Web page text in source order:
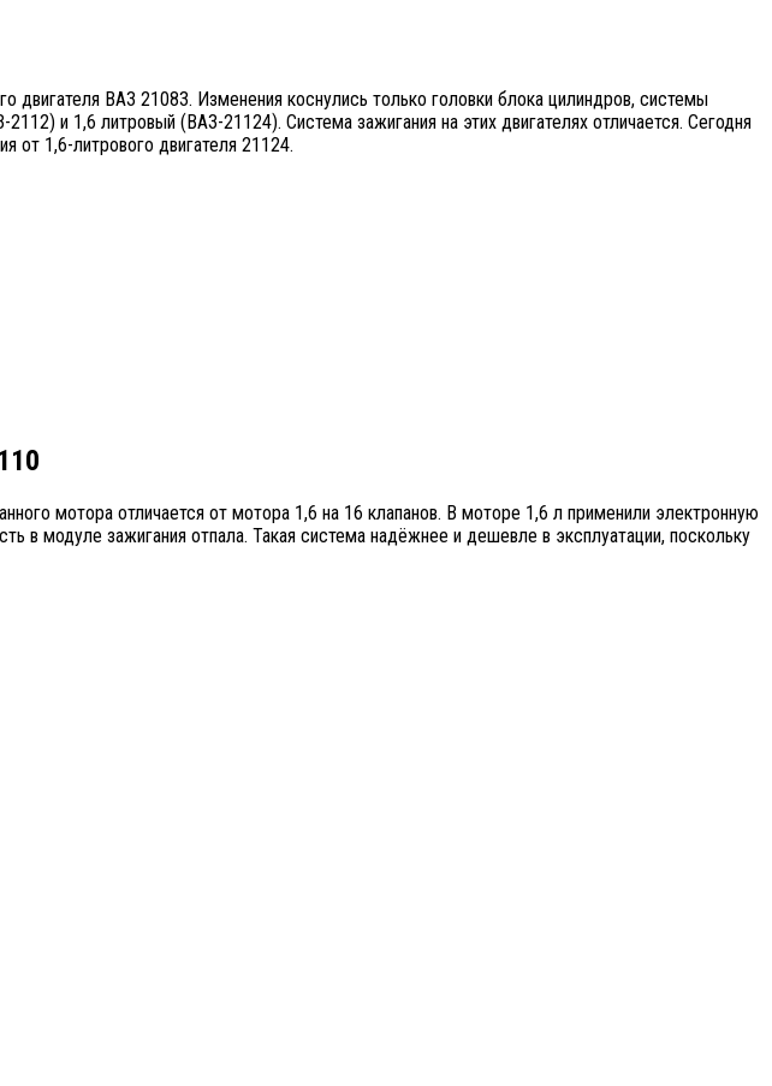
двигателя ВАЗ 21083. Изменения коснулись только головки блока цилиндров, системы
и 1,6 литровый (ВАЗ-21124). Система зажигания на этих двигателях отличается. Сегодня
от 1,6-литрового двигателя 21124.
мотора отличается от мотора 1,6 на 16 клапанов. В моторе 1,6 л применили электронную
в модуле зажигания отпала. Такая система надёжнее и дешевле в эксплуатации, поскольку